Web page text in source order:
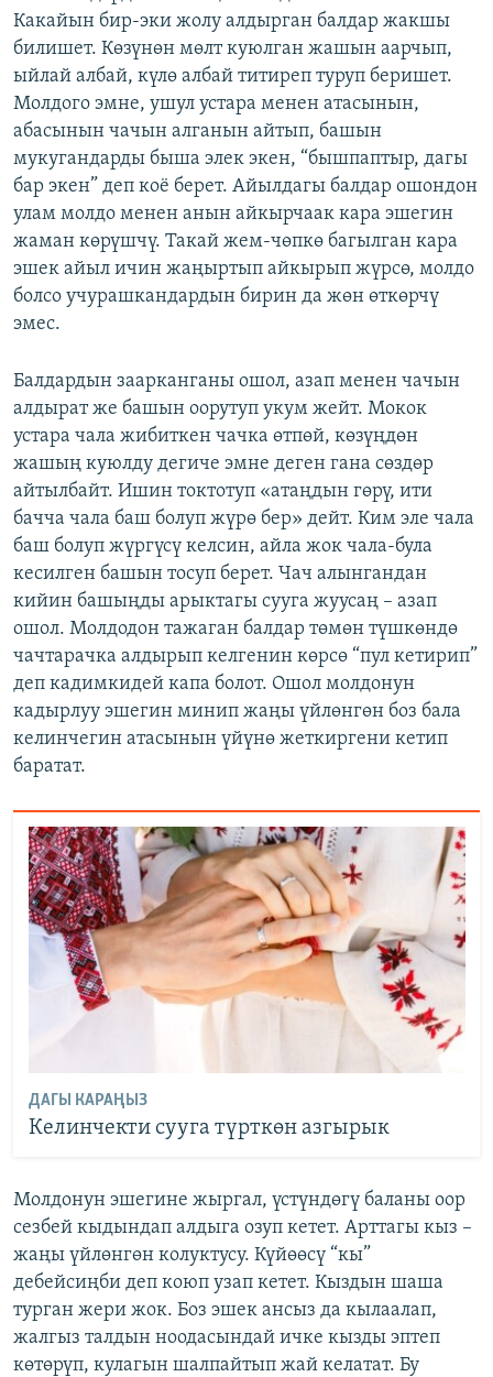
Какайын бир-эки жолу алдырган балдар жакшы
билишет. Көзүнөн мөлт куюлган жашын аарчып,
ыйлай албай, күлө албай титиреп туруп беришет.
Молдого эмне, ушул устара менен атасынын,
абасынын чачын алганын айтып, башын
мукугандарды быша элек экен, “бышпаптыр, дагы
бар экен” деп коё берет. Айылдагы балдар ошондон
улам молдо менен анын айкырчаак кара эшегин
жаман көрүшчү. Такай жем-чөпкө багылган кара
эшек айыл ичин жаңыртып айкырып жүрсө, молдо
болсо учурашкандардын бирин да жөн өткөрчү
эмес.
Балдардын заарканганы ошол, азап менен чачын
алдырат же башын оорутуп укум жейт. Мокок
устара чала жибиткен чачка өтпөй, көзүңдөн
жашың куюлду дегиче эмне деген гана сөздөр
айтылбайт. Ишин токтотуп «атаңдын гөрү, ити
бачча чала баш болуп жүрө бер» дейт. Ким эле чала
баш болуп жүргүсү келсин, айла жок чала-була
кесилген башын тосуп берет. Чач алынгандан
кийин башыңды арыктагы сууга жуусаң – азап
ошол. Молдодон тажаган балдар төмөн түшкөндө
чачтарачка алдырып келгенин көрсө “пул кетирип”
деп кадимкидей капа болот. Ошол молдонун
кадырлуу эшегин минип жаңы үйлөнгөн боз бала
келинчегин атасынын үйүнө жеткиргени кетип
баратат.
ДАГЫ КАРАҢЫЗ
Келинчекти сууга түрткөн азгырык
Молдонун эшегине жыргал, үстүндөгү баланы оор
сезбей кыдындап алдыга озуп кетет. Арттагы кыз –
жаңы үйлөнгөн колуктусу. Күйөөсү “кы”
дебейсиңби деп коюп узап кетет. Кыздын шаша
турган жери жок. Боз эшек ансыз да кылаалап,
жалгыз талдын ноодасындай ичке кызды эптеп
көтөрүп, кулагын шалпайтып жай келатат. Бу